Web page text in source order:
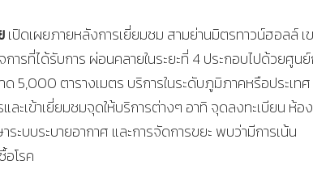
เปิดเผยภายหลังการเยี่ยมชม สามย่านมิตรทาวน์ฮอลล์ เ
รที่ได้รับการ ผ่อนคลายในระยะที่ 4 ประกอบไปด้วยศูน
ตารางเมตร บริการในระดับภูมิภาคหรือประเท
ะเข้าเยี่ยมชมจุดให้บริการต่างๆ อาทิ จุดลงทะเบียน ห้อง
ะบบระบายอากาศ และการจัดการขยะ พบว่ามีการเน้น
อโรค